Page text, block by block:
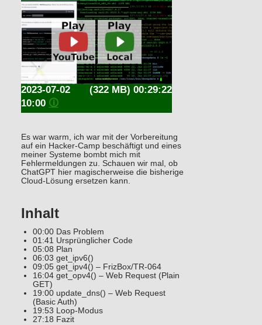
(322 MB) 00:29:22
2023-07-02
10:00 🛈
Es war warm, ich war mit der Vorbereitung
auf ein Hacker-Camp beschäftigt und eines
meiner Systeme bombt mich mit
Fehlermeldungen zu. Schauen wir mal, ob
ChatGPT hier magischerweise die bisherige
Cloud-Lösung ersetzen kann.
Inhalt
00:00 Das Problem
01:41 Ursprünglicher Code
05:08 Plan
06:03 get_ipv6()
09:05 get_ipv4() – FrizBox/TR-064
16:04 get_opv4() – Web Request (Plain
GET)
19:00 update_dns() – Web Request
(Basic Auth)
19:53 Loop-Modus
27:18 Fazit